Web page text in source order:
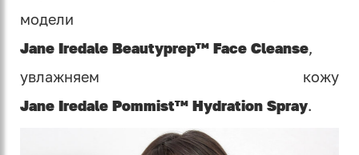
модели
Jane Iredale Beautyprep™ Face Cleanse,
увлажняем кожу
Jane Iredale Pommist™ Hydration Spray.